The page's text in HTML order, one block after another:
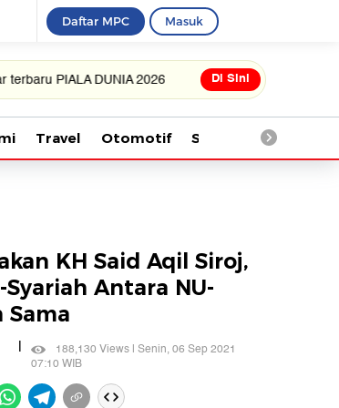
Daftar MPC Masuk
PIALA DUNIA 2026 Di Sini
Travel Otomotif Saintek
KH Said Aqil Siroj,
Antara NU-
Sama
|
188,130 Views | Senin, 06 Sep 2021
07:10 WIB